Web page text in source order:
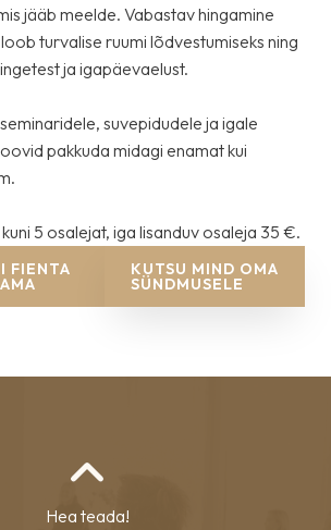
jääb meelde. Vabastav hingamine
turvalise ruumi lõdvestumiseks ning
ja igapäevaelust.
suvepidudele ja igale
pakkuda midagi enamat kui
5 osalejat, iga lisanduv osaleja 35 €.
FIENTA KUTSU MIND OMA
SÜNDMUSELE
Hea teada!